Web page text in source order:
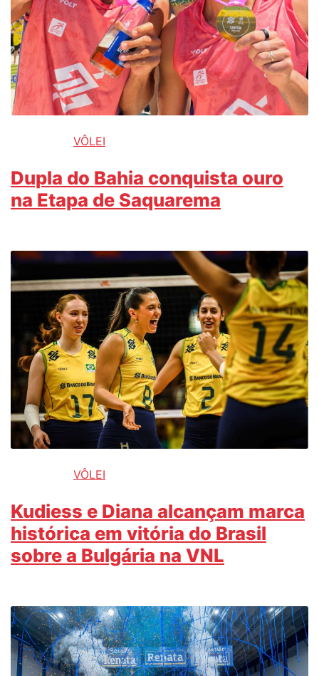
VÔLEI
Dupla do Bahia conquista ouro
na Etapa de Saquarema
VÔLEI
Kudiess e Diana alcançam marca
histórica em vitória do Brasil
sobre a Bulgária na VNL